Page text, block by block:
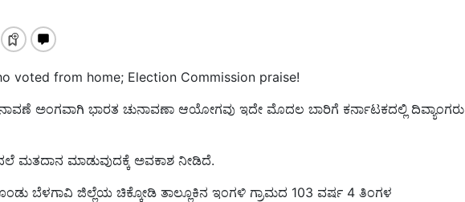
voted from home; Election Commission praise!
ಅಂಗವಾಗಿ ಭಾರತ ಚುನಾವಣಾ ಆಯೋಗವು ಇದೇ ಮೊದಲ ಬಾರಿಗೆ ಕರ್ನಾಟಕದಲ್ಲಿ ದಿವ್ಯಾಂಗರು
ಮತದಾನ ಮಾಡುವುದಕ್ಕೆ ಅವಕಾಶ ನೀಡಿದೆ.
ಬೆಳಗಾವಿ ಜಿಲ್ಲೆಯ ಚಿಕ್ಕೋಡಿ ತಾಲ್ಲೂಕಿನ ಇಂಗಳಿ ಗ್ರಾಮದ 103 ವರ್ಷ 4 ತಿಂಗಳ